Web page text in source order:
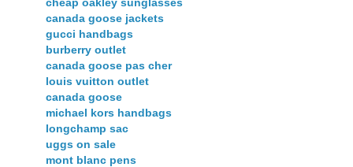
canada goose jackets
gucci handbags
burberry outlet
canada goose pas cher
louis vuitton outlet
canada goose
michael kors handbags
longchamp sac
uggs on sale
mont blanc pens